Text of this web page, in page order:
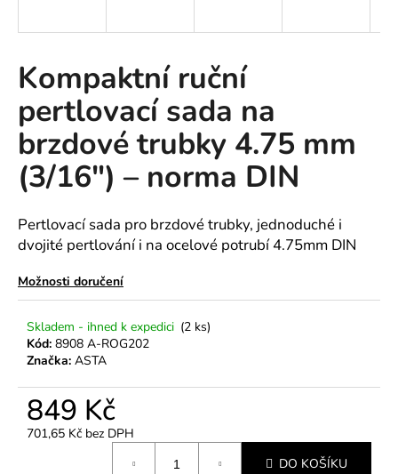
Kompaktní ruční
pertlovací sada na
brzdové trubky 4.75 mm
(3/16") – norma DIN
Pertlovací sada pro brzdové trubky, jednoduché i
dvojité pertlování i na ocelové potrubí 4.75mm DIN
Možnosti doručení
Skladem - ihned k expedici (2 ks)
Kód: 8908 A-ROG202
Značka: ASTA
849 Kč
701,65 Kč bez DPH
DO KOŠÍKU
í
t
?
D
o
p
o
u
u